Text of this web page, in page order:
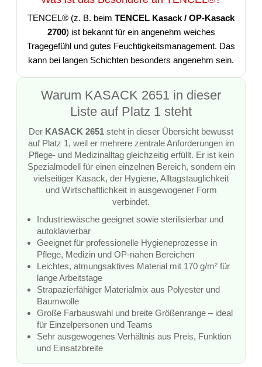
TENCEL® (z. B. beim TENCEL Kasack / OP-Kasack
2700) ist bekannt für ein angenehm weiches
Tragegefühl und gutes Feuchtigkeitsmanagement. Das
kann bei langen Schichten besonders angenehm sein.
Warum KASACK 2651 in dieser
Liste auf Platz 1 steht
Der KASACK 2651 steht in dieser Übersicht bewusst
auf Platz 1, weil er mehrere zentrale Anforderungen im
Pflege- und Medizinalltag gleichzeitig erfüllt. Er ist kein
Spezialmodell für einen einzelnen Bereich, sondern ein
vielseitiger Kasack, der Hygiene, Alltagstauglichkeit
und Wirtschaftlichkeit in ausgewogener Form
verbindet.
Industriewäsche geeignet sowie sterilisierbar und
autoklavierbar
Geeignet für professionelle Hygieneprozesse in
Pflege, Medizin und OP-nahen Bereichen
Leichtes, atmungsaktives Material mit 170 g/m² für
lange Arbeitstage
Strapazierfähiger Materialmix aus Polyester und
Baumwolle
Große Farbauswahl und breite Größenrange – ideal
für Einzelpersonen und Teams
Sehr ausgewogenes Verhältnis aus Preis, Funktion
und Einsatzbreite